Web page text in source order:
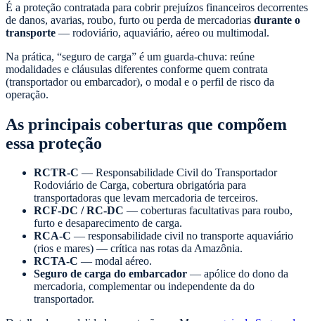
É a proteção contratada para cobrir prejuízos financeiros decorrentes
de danos, avarias, roubo, furto ou perda de mercadorias durante o
transporte — rodoviário, aquaviário, aéreo ou multimodal.
Na prática, “seguro de carga” é um guarda-chuva: reúne
modalidades e cláusulas diferentes conforme quem contrata
(transportador ou embarcador), o modal e o perfil de risco da
operação.
As principais coberturas que compõem
essa proteção
RCTR-C — Responsabilidade Civil do Transportador
Rodoviário de Carga, cobertura obrigatória para
transportadoras que levam mercadoria de terceiros.
RCF-DC / RC-DC — coberturas facultativas para roubo,
furto e desaparecimento de carga.
RCA-C — responsabilidade civil no transporte aquaviário
(rios e mares) — crítica nas rotas da Amazônia.
RCTA-C — modal aéreo.
Seguro de carga do embarcador — apólice do dono da
mercadoria, complementar ou independente da do
transportador.